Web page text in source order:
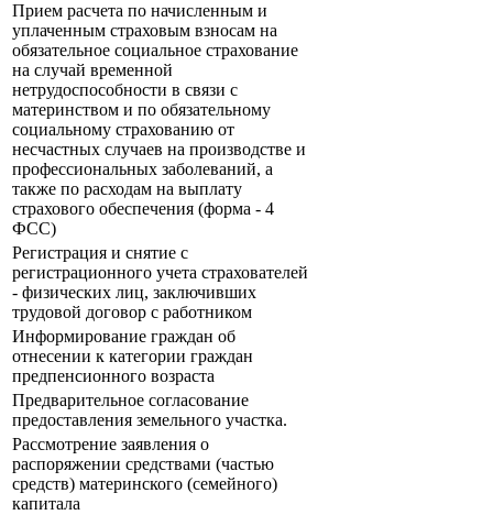
Прием расчета по начисленным и
уплаченным страховым взносам на
обязательное социальное страхование
на случай временной
нетрудоспособности в связи с
материнством и по обязательному
социальному страхованию от
несчастных случаев на производстве и
профессиональных заболеваний, а
также по расходам на выплату
страхового обеспечения (форма - 4
ФСС)
Регистрация и снятие с
регистрационного учета страхователей
- физических лиц, заключивших
трудовой договор с работником
Информирование граждан об
отнесении к категории граждан
предпенсионного возраста
Предварительное согласование
предоставления земельного участка.
Рассмотрение заявления о
распоряжении средствами (частью
средств) материнского (семейного)
капитала